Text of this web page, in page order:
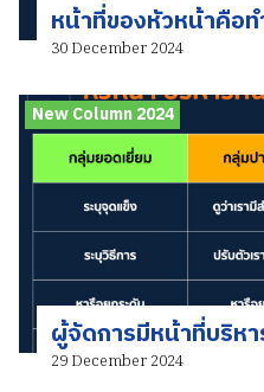
หน้าที่ของหัวหน้าคือ
30 December 2024
New Column 2024
ผู้จัดการมีหน้าที่บริห
29 December 2024